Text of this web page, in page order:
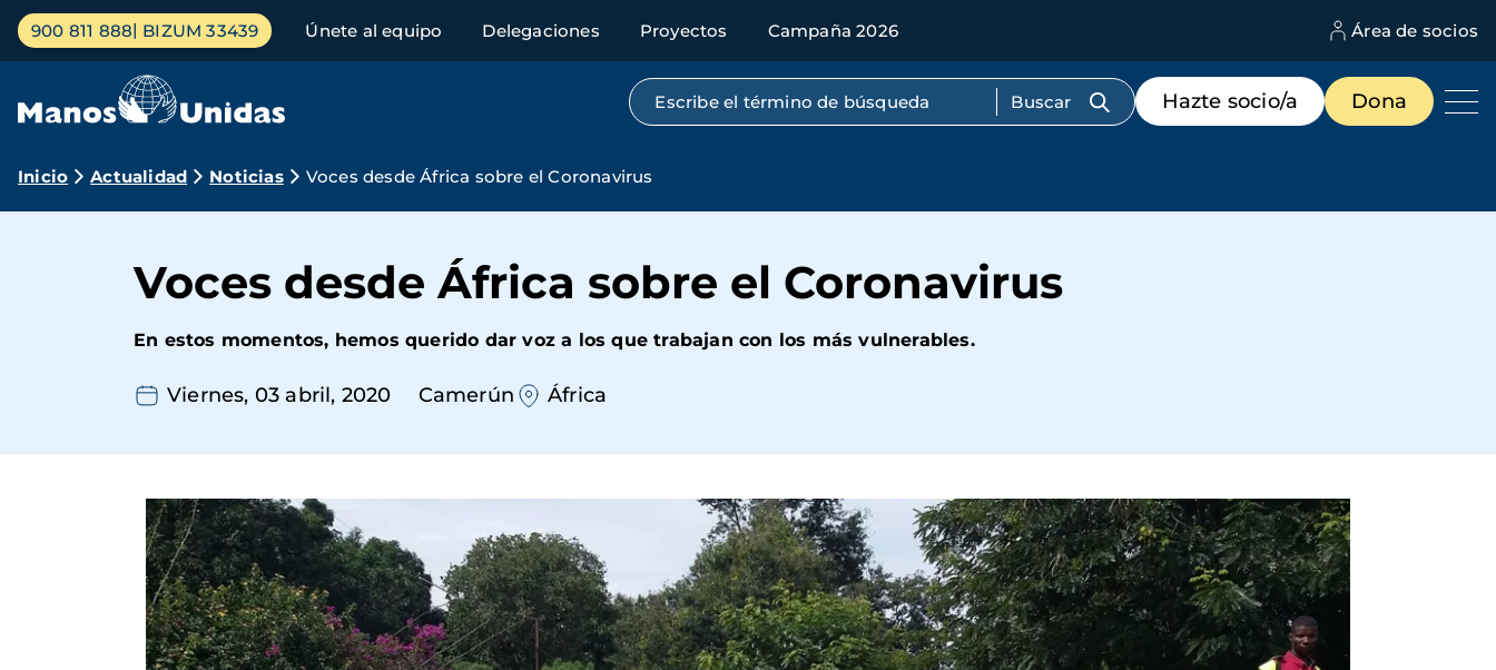
Pasar
contenido
Menú
principal
900 811 888 BIZUM 33439 Únete al equipo Delegaciones Proyectos Campaña 2026 Área de socios
Búsqueda por texto completo
Menú
de
destacados
Hazte socio/a Dona
Ruta
navegación
Inicio Actualidad Noticias Voces desde África sobre el Coronavirus
Voces desde África sobre el Coronavirus
En estos momentos, hemos querido dar voz a los que trabajan con los más vulnerables.
Viernes, 03 abril, 2020 Camerún África